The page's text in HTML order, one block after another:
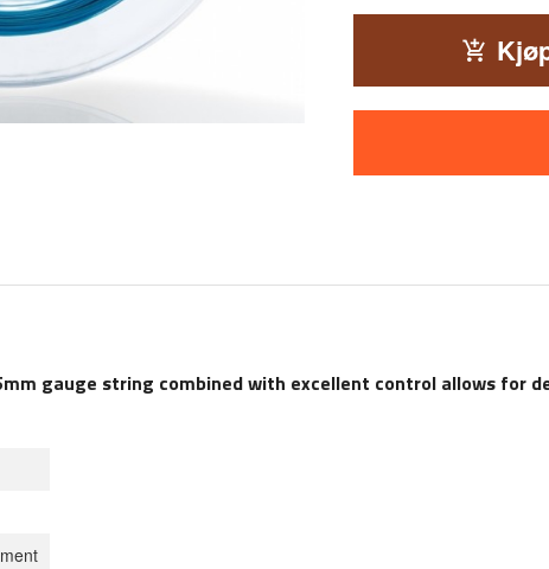
gauge string combined with excellent control allows for